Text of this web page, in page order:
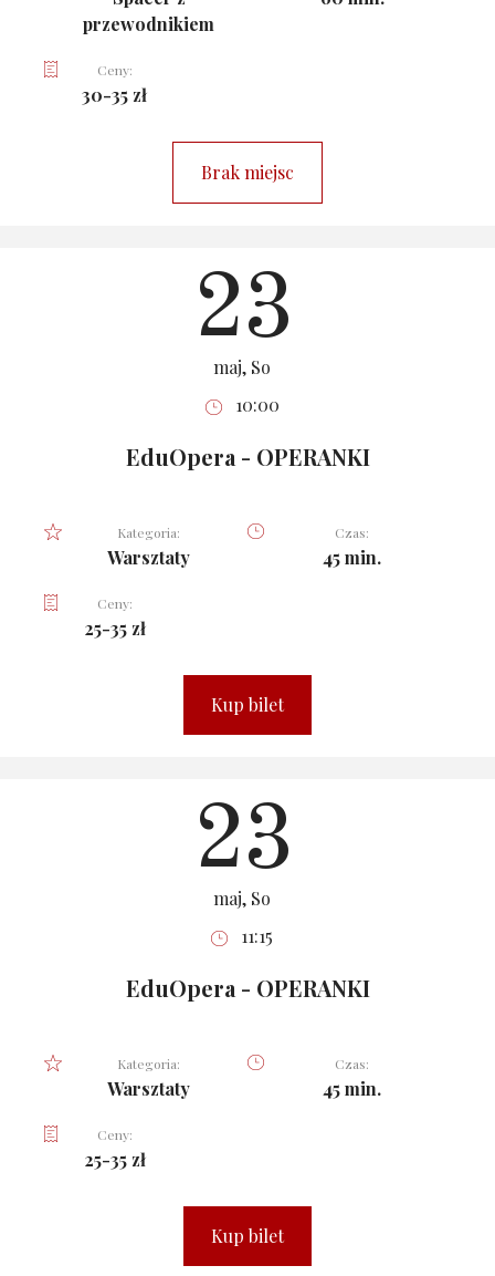
przewodnikiem
Ceny:
30-35 zł
Brak miejsc
23
maj, So
10:00
EduOpera - OPERANKI
Kategoria:
Warsztaty
Czas:
45 min.
Ceny:
25-35 zł
Kup bilet
23
maj, So
11:15
EduOpera - OPERANKI
Kategoria:
Warsztaty
Czas:
45 min.
Ceny:
25-35 zł
Kup bilet